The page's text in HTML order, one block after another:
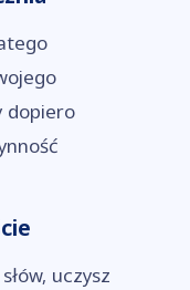
dopiero
uczysz